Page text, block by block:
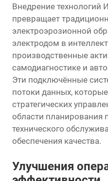
Внедрение технологий
превращает
электроэрозионной
электродом в
производственные
самодиагностике и
Эти подключённые
потоки данных,
стратегических
области планирования
технического
обеспечения качества.
Улучшения